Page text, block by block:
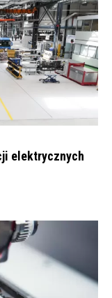
elektrycznych